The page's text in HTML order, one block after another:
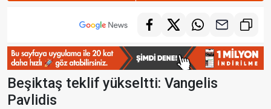
Beşiktaş teklif yükseltti: Vangelis
Pavlidis